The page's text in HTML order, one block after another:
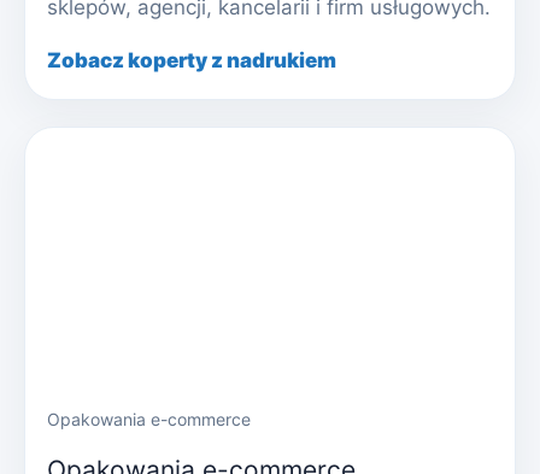
sklepów, agencji, kancelarii i firm usługowych.
Zobacz koperty z nadrukiem
Opakowania e-commerce